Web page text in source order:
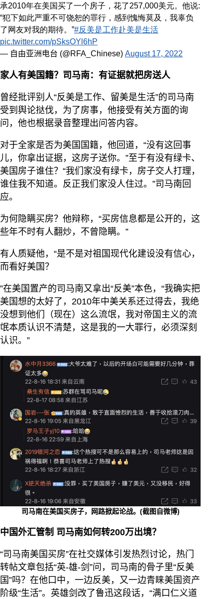
承2010年在美国买了一个房子，花了257,000美元。他说:
“犯下如此严重不可饶恕的罪行，感到愧悔莫及，我辜负
了网友对我的期待。”#反美是工作赴美是生活
pic.twitter.com/pSksOYl6hP
— 自由亚洲电台 (@RFA_Chinese) August 17, 2022
家人有美国籍？司马南：有证据就把房送人
曾经批评别人“反美是工作、留美是生活”的司马南
受到舆论挞伐，为了房事，他接受有关方面的询
问，他也根据录音整理出问答内容。
对于全家是否为美国国籍，他回道，“没有这回事
儿，你拿出证据，这房子送你。”至于有没有绿卡、
美国房子谁住？“我们家没有绿卡，房子交人打理，
谁住我不知道。反正我们家没人住过。”司马南回
应。
为何隐瞒买房？他辩称，“买房信息都是公开的，这
些年不时有人翻炒，不曾隐瞒。”
有人质疑他，“是不是对祖国现代化建设没有信心，
而看好美国？
”在美国置产的司马南又拿出“反美”本色，“我确实把
美国想的太好了，2010年中美关系还过得去，我绝
没想到他们（现在）这么流氓，我对帝国主义的流
氓本质认识不清楚，这是我的一大罪行，必须深刻
认识。”
司马南在美国买房子，网路掀起论战。(截图自微博)
中国外汇管制 司马南如何转200万出境？
“司马南美国买房”在社交媒体引发热烈讨论，热门
转帖文章包括“英-雄-剑”问，司马南的骨子里“反美
国”吗？在他口中，一边反美，又一边青睐美国资产
阶级“生活”。英雄剑改了鲁迅这段话，“满口仁义道